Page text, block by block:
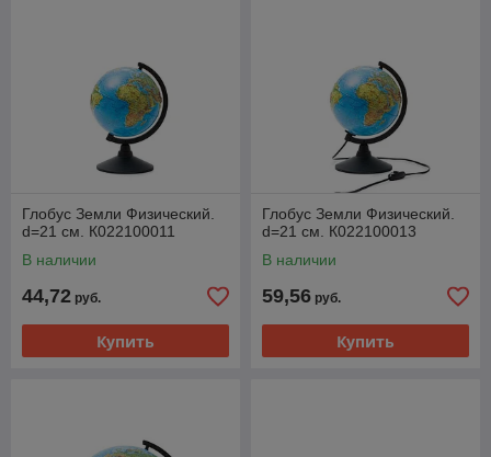
Глобус Земли Физический.
d=21 см. К022100011
В наличии
44,72 руб.
Купить
Глобус Земли Физический.
d=21 см. К022100013
В наличии
59,56 руб.
Купить